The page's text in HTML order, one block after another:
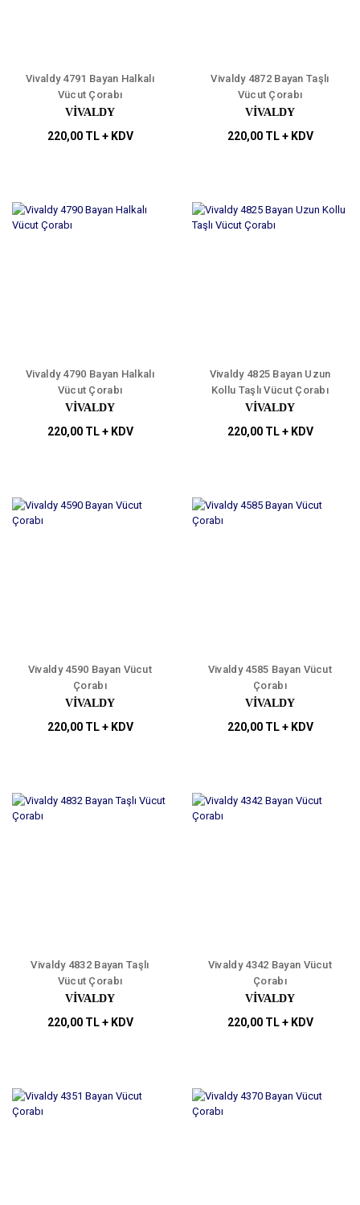
Vivaldy 4791 Bayan Halkalı
Vücut Çorabı
VİVALDY
220,00 TL + KDV
Vivaldy 4872 Bayan Taşlı
Vücut Çorabı
VİVALDY
220,00 TL + KDV
Vivaldy 4790 Bayan Halkalı
Vücut Çorabı
VİVALDY
220,00 TL + KDV
Vivaldy 4825 Bayan Uzun
Kollu Taşlı Vücut Çorabı
VİVALDY
220,00 TL + KDV
Vivaldy 4590 Bayan Vücut
Çorabı
VİVALDY
220,00 TL + KDV
Vivaldy 4585 Bayan Vücut
Çorabı
VİVALDY
220,00 TL + KDV
Vivaldy 4832 Bayan Taşlı
Vücut Çorabı
VİVALDY
220,00 TL + KDV
Vivaldy 4342 Bayan Vücut
Çorabı
VİVALDY
220,00 TL + KDV